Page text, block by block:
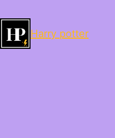
Harry potter